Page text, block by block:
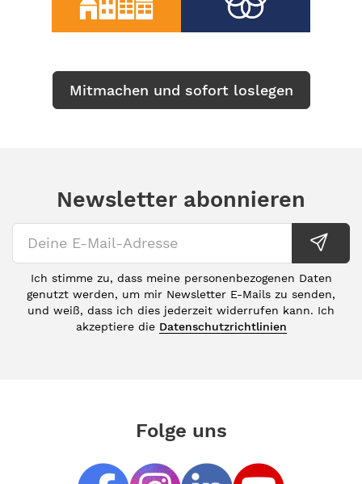
Mitmachen und sofort loslegen
Newsletter abonnieren
Ich stimme zu, dass meine personenbezogenen Daten
genutzt werden, um mir Newsletter E-Mails zu senden,
und weiß, dass ich dies jederzeit widerrufen kann. Ich
akzeptiere die Datenschutzrichtlinien
Folge uns